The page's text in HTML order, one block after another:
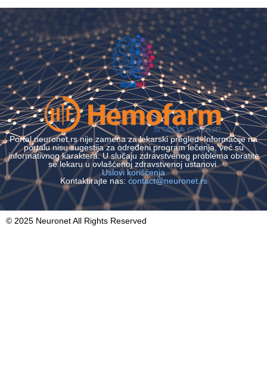
Portal neuronet.rs nije zamena za lekarski pregled. Informacije na
portalu nisu sugestija za određeni program lečenja, već su
informativnog karaktera. U slučaju zdravstvenog problema obratite
se lekaru u ovlašćenoj zdravstvenoj ustanovi.
Uslovi korišćenja
Kontaktirajte nas: contact@neuronet.rs
© 2025 Neuronet All Rights Reserved